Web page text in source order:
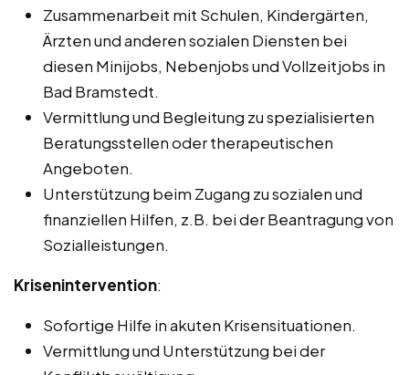
Zusammenarbeit mit Schulen, Kindergärten,
Ärzten und anderen sozialen Diensten bei
diesen Minijobs, Nebenjobs und Vollzeitjobs in
Bad Bramstedt.
Vermittlung und Begleitung zu spezialisierten
Beratungsstellen oder therapeutischen
Angeboten.
Unterstützung beim Zugang zu sozialen und
finanziellen Hilfen, z.B. bei der Beantragung von
Sozialleistungen.
Krisenintervention:
Sofortige Hilfe in akuten Krisensituationen.
Vermittlung und Unterstützung bei der